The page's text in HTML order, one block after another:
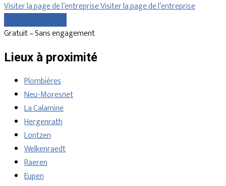
Visiter la page de l’entrepriseVisiter la page de l’entreprise
Gratuit – Sans engagement
Lieux à proximité
Plombières
Neu-Moresnet
La Calamine
Hergenrath
Lontzen
Welkenraedt
Raeren
Eupen